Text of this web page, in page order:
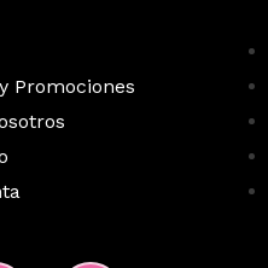
Promociones